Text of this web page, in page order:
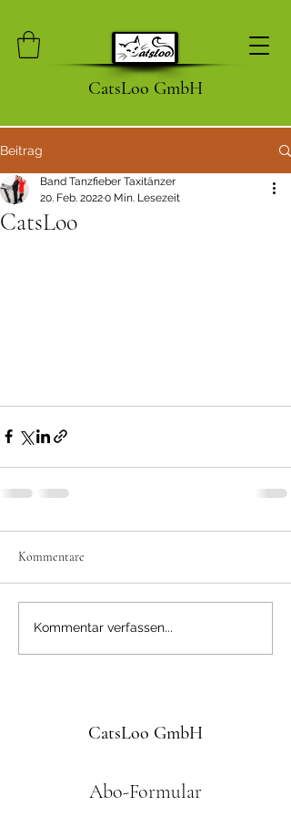
CatsLoo GmbH
Beitrag
CatsLoo
Band Tanzfieber Taxitänzer
20. Feb. 20220 Min. Lesezeit
Kommentare
Kommentar verfassen...
CatsLoo GmbH
Abo-Formular